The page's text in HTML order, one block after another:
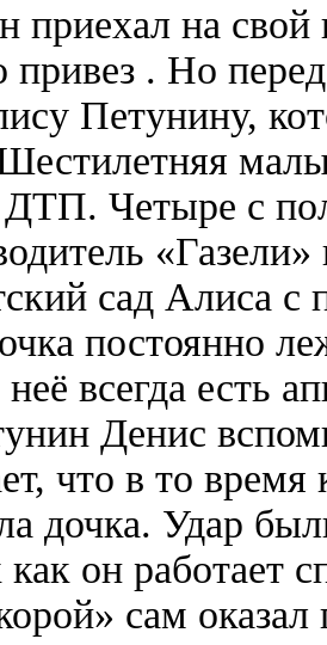
приехал на свой
. Но
Петунину,
Четыре с
сад Алиса
постоянно
неё всегда есть
Денис
что в то
дочка. Удар
он работает
сам